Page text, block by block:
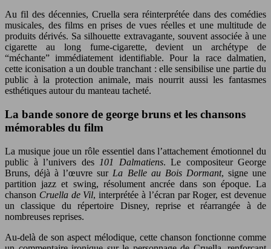
Au fil des décennies, Cruella sera réinterprétée dans des comédies
musicales, des films en prises de vues réelles et une multitude de
produits dérivés. Sa silhouette extravagante, souvent associée à une
cigarette au long fume-cigarette, devient un archétype de
“méchante” immédiatement identifiable. Pour la race dalmatien,
cette iconisation a un double tranchant : elle sensibilise une partie du
public à la protection animale, mais nourrit aussi les fantasmes
esthétiques autour du manteau tacheté.
La bande sonore de george bruns et les chansons
mémorables du film
La musique joue un rôle essentiel dans l’attachement émotionnel du
public à l’univers des 101 Dalmatiens. Le compositeur George
Bruns, déjà à l’œuvre sur La Belle au Bois Dormant, signe une
partition jazz et swing, résolument ancrée dans son époque. La
chanson Cruella de Vil, interprétée à l’écran par Roger, est devenue
un classique du répertoire Disney, reprise et réarrangée à de
nombreuses reprises.
Au-delà de son aspect mélodique, cette chanson fonctionne comme